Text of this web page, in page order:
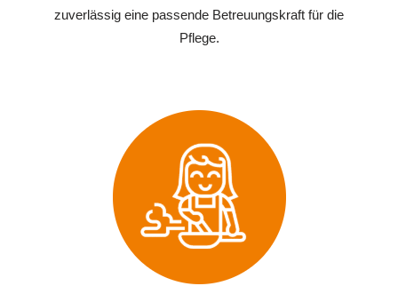
zuverlässig eine passende Betreuungskraft für die
Pflege.